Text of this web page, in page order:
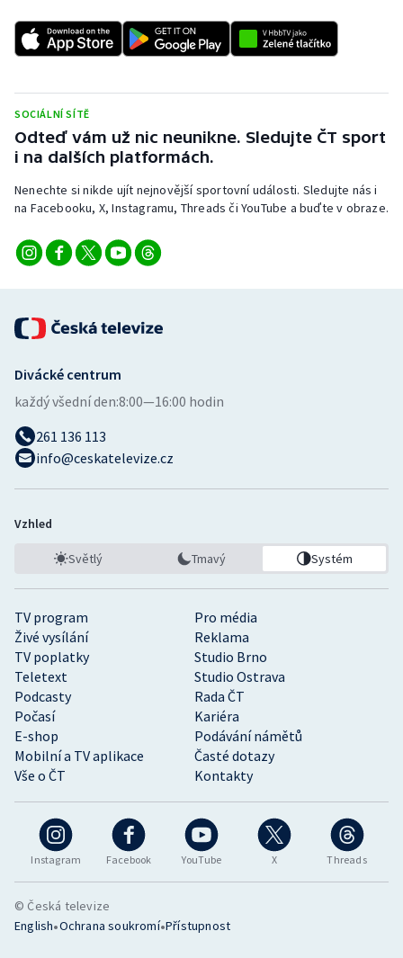
SOCIÁLNÍ SÍTĚ
Odteď vám už nic neunikne. Sledujte ČT sport
i na dalších platformách.
Nenechte si nikde ujít nejnovější sportovní události. Sledujte nás i
na Facebooku, X, Instagramu, Threads či YouTube a buďte v obraze.
Instagram Facebook YouTube X Threads
TV program
Pro média
Živé vysílání
Reklama
TV poplatky
Studio Brno
Teletext
Studio Ostrava
Podcasty
Rada ČT
Počasí
Kariéra
E-shop
Podávání námětů
Mobilní a TV aplikace
Časté dotazy
Vše o ČT
Kontakty
Divácké centrum
každý všední den:8:00—16:00 hodin
261 136 113
info@ceskatelevize.cz
Vzhled
Světlý Tmavý Systém
© Česká televize
English•Ochrana soukromí•Přístupnost